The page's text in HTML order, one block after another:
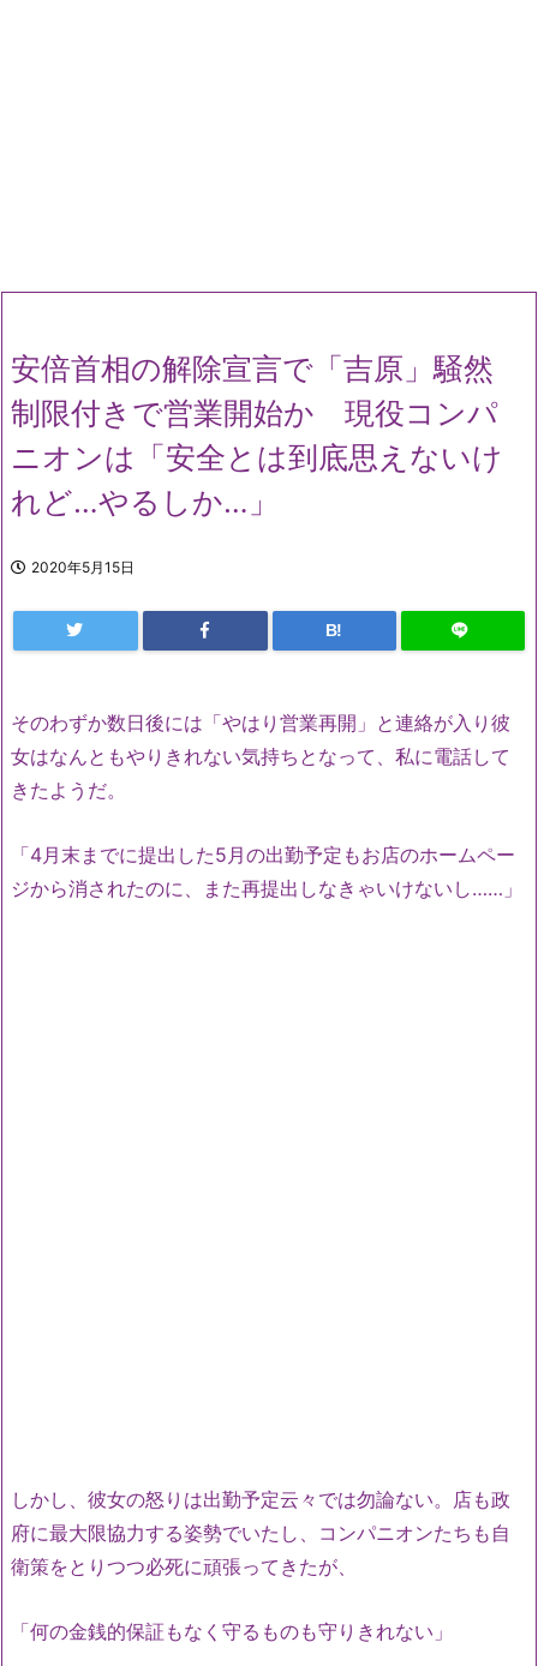
安倍首相の解除宣言で「吉原」騒然
制限付きで営業開始か 現役コンパ
ニオンは「安全とは到底思えないけ
れど…やるしか…」
2020年5月15日
B!
そのわずか数日後には「やはり営業再開」と連絡が入り彼
女はなんともやりきれない気持ちとなって、私に電話して
きたようだ。
「4月末までに提出した5月の出勤予定もお店のホームペー
ジから消されたのに、また再提出しなきゃいけないし……」
しかし、彼女の怒りは出勤予定云々では勿論ない。店も政
府に最大限協力する姿勢でいたし、コンパニオンたちも自
衛策をとりつつ必死に頑張ってきたが、
「何の金銭的保証もなく守るものも守りきれない」